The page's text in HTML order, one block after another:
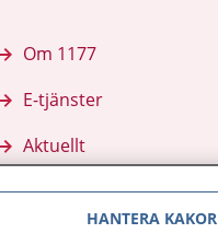
Om 1177
E-tjänster
Aktuellt
HANTERA KAKOR